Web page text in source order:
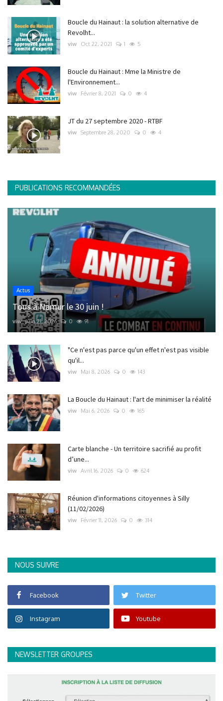
Boucle du Hainaut : la solution alternative de
Revolht...
viw Oct 22, 2021 1 5
Boucle du Hainaut : Mme la Ministre de
l'Environnement...
viw Février 8, 2021 0 4
JT du 27 septembre 2020 - RTBF
viw Septembre 28, 2020 0 4
PUBLICATIONS RECOMMANDÉES
Actus
Tous à Namur le 30 juin !
viw Juin 21, 2026 0 91
"Ce n'est pas parce qu'un effet n'est pas visible
qu'il...
viw Mai 8, 2026 0 143
La Boucle du Hainaut : l'art de minimiser la réalité
viw Mai 6, 2026 0 165
Carte blanche - Un territoire sacrifié au profit
d’une...
viw Avril 16, 2026 0 624
Réunion d'informations citoyennes à Silly
(11/02/2026)
viw Février 11, 2026 0 314
NOUS SUIVRE
Facebook Twitter
Instagram Youtube
NEWSLETTER GROUPES